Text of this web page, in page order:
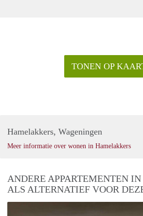
TONEN OP
Hamelakkers, Wageningen
Meer informatie over wonen in Hamelakkers
ANDERE APPARTEMENTEN IN
ALS ALTERNATIEF VOOR